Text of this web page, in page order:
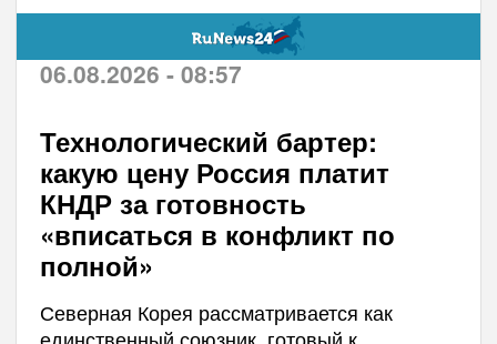
06.08.2026 - 08:57
Технологический бартер:
какую цену Россия платит
КНДР за готовность
«вписаться в конфликт по
полной»
Северная Корея рассматривается как